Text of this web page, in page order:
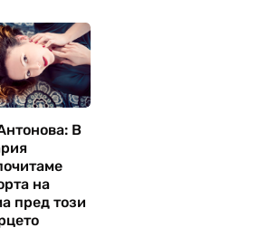
В
на
пред този